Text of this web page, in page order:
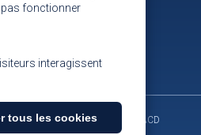
à l'accueil Venir à la SACD
pas fonctionner
interagissent
tous les cookies